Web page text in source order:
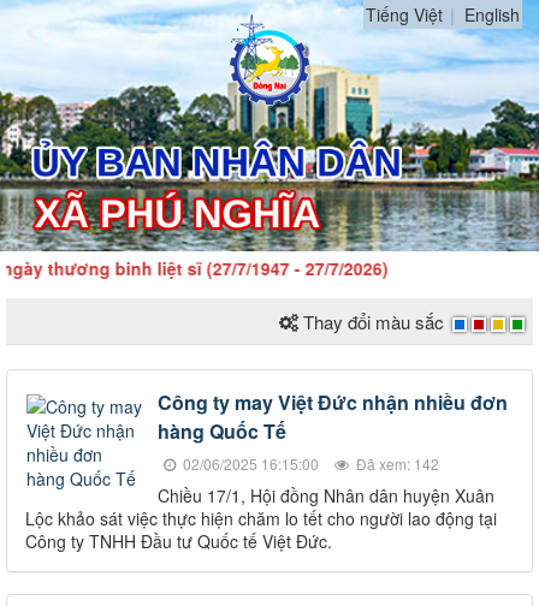
Tiếng Việt English
thương binh liệt sĩ (27/7/1947 - 27/7/2026)
Thay đổi màu sắc
Công ty may Việt Đức nhận nhiều đơn
hàng Quốc Tế
02/06/2025 16:15:00 Đã xem: 142
Chiều 17/1, Hội đồng Nhân dân huyện Xuân
Lộc khảo sát việc thực hiện chăm lo tết cho người lao động tại
Công ty TNHH Đầu tư Quốc tế Việt Đức.